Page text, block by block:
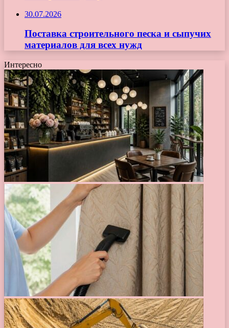
30.07.2026
Поставка строительного песка и сыпучих
материалов для всех нужд
Интересно